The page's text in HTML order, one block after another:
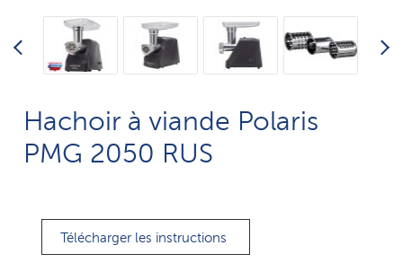
Hachoir à viande Polaris
PMG 2050 RUS
Télécharger les instructions